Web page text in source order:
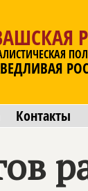
Контакты